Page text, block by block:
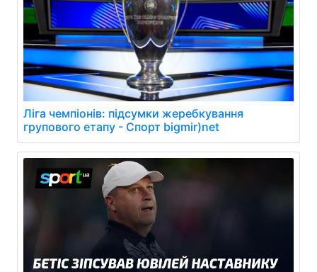
Ліга чемпіонів: підсумки жеребкування
групового етапу - Спорт bigmir)net